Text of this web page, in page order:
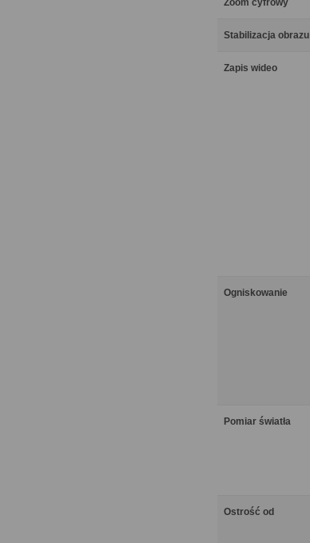
Zoom cyfrowy
Stabilizacja obrazu
Zapis wideo
Ogniskowanie
Pomiar światła
Ostrość od